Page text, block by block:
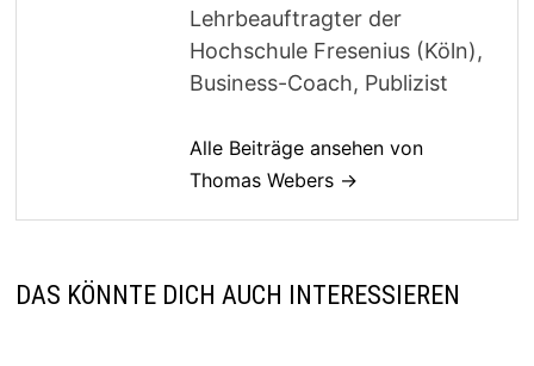
Lehrbeauftragter der
Hochschule Fresenius (Köln),
Business-Coach, Publizist
Alle Beiträge ansehen von
Thomas Webers →
DAS KÖNNTE DICH AUCH INTERESSIEREN